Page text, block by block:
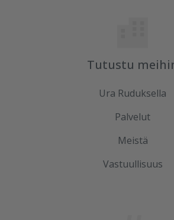
Tutustu
Ura Ruduksella
Palvelut
Meistä
Vastuullisuus